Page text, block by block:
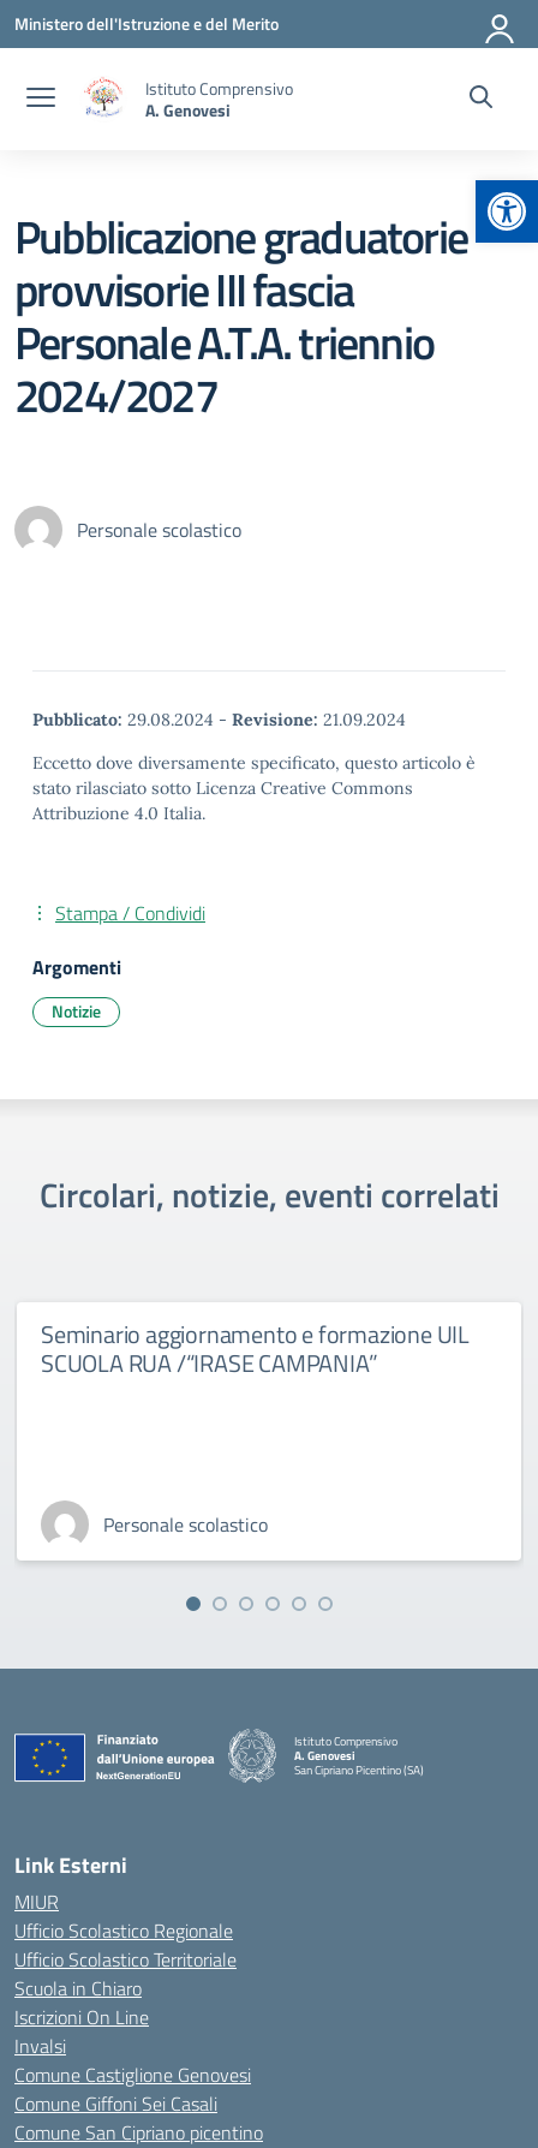
Vai ai contenuti
Vai al menu di navigazione
Vai al footer
Ministero dell'Istruzione e del Merito
Istituto Comprensivo
A. Genovesi
Pubblicazione graduatorie
provvisorie III fascia
Personale A.T.A. triennio
2024/2027
Personale scolastico
Pubblicato: 29.08.2024 - Revisione: 21.09.2024
Eccetto dove diversamente specificato, questo articolo è
stato rilasciato sotto Licenza Creative Commons
Attribuzione 4.0 Italia.
Stampa / Condividi
Argomenti
Notizie
Circolari, notizie, eventi correlati
Seminario aggiornamento e formazione UIL
SCUOLA RUA /“IRASE CAMPANIA”
Personale scolastico
Istituto Comprensivo
A. Genovesi
San Cipriano Picentino (SA)
— Visita la pagina iniziale della scuola
Link Esterni
MIUR
Ufficio Scolastico Regionale
Ufficio Scolastico Territoriale
Scuola in Chiaro
Iscrizioni On Line
Invalsi
Comune Castiglione Genovesi
Comune Giffoni Sei Casali
Comune San Cipriano picentino